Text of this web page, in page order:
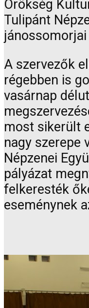
Örökség
Tulipánt
A szervezők
régebben is
vasárnap
most sikerült
nagy szerepe
Népzenei
pályázat
felkeresték
eseménynek